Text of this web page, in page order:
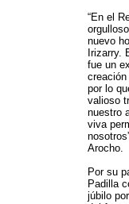
“En el
nuevo
Irizarry.
fue un
por lo
valioso
nuestro
viva
Arocho.
Por su
Padilla
júbilo